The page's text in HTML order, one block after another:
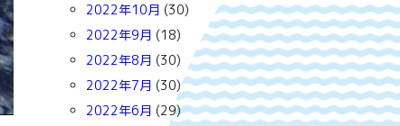
2022年10月 (30)
2022年9月 (18)
2022年8月 (30)
2022年7月 (30)
2022年6月 (29)